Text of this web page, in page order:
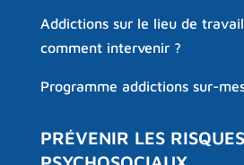
Addictions sur le lieu de
comment intervenir ?
Programme addictions sur-
PRÉVENIR LES RISQUES